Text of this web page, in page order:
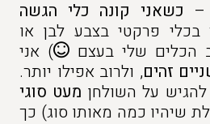
כשאני קונה כלי הגשה
פרקטי בצבע לבן או
הכלים שלי בעצם
) אני
זהים, ולרוב אפילו יותר.
על השולחן מעט סוגי
שיהיו כמה מאותו סוג) כך